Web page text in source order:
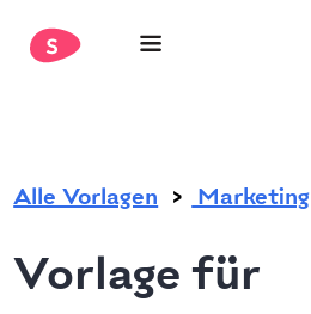
Alle Vorlagen Marketing
Vorlage für